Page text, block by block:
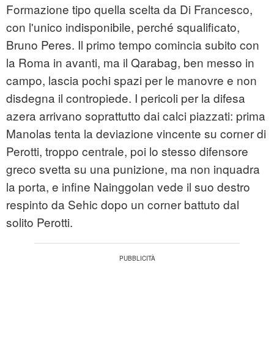
Formazione tipo quella scelta da Di Francesco,
con l'unico indisponibile, perché squalificato,
Bruno Peres. Il primo tempo comincia subito con
la Roma in avanti, ma il Qarabag, ben messo in
campo, lascia pochi spazi per le manovre e non
disdegna il contropiede. I pericoli per la difesa
azera arrivano soprattutto dai calci piazzati: prima
Manolas tenta la deviazione vincente su corner di
Perotti, troppo centrale, poi lo stesso difensore
greco svetta su una punizione, ma non inquadra
la porta, e infine Nainggolan vede il suo destro
respinto da Sehic dopo un corner battuto dal
solito Perotti.